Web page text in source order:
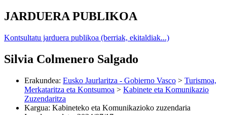
JARDUERA PUBLIKOA
Kontsultatu jarduera publikoa (berriak, ekitaldiak...)
Silvia Colmenero Salgado
Erakundea: Eusko Jaurlaritza - Gobierno Vasco > Turismoa,
Merkataritza eta Kontsumoa > Kabinete eta Komunikazio
Zuzendaritza
Kargua: Kabineteko eta Komunikazioko zuzendaria